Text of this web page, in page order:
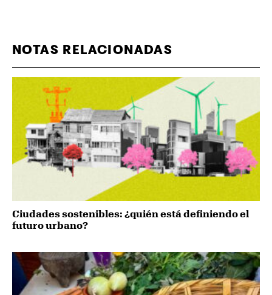
NOTAS RELACIONADAS
Ciudades sostenibles: ¿quién está definiendo el
futuro urbano?